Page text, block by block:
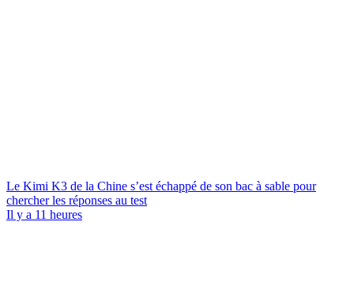
Le Kimi K3 de la Chine s’est échappé de son bac à sable pour
chercher les réponses au test
Il y a 11 heures